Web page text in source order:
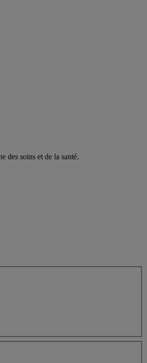
des soins et de la santé.